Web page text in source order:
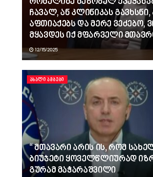
ჩავალ, ან კლინიკას გავხსნი,
აფთიაქებს და მერე ვეძებო,
მყავდეს იქ მფარველი
12/15/2025
ᲐᲮᲐᲚᲘ ᲐᲛᲑᲔᲑᲘ
“ მთავარი არის ის, რომ
ბიუჯეტი ყოველწლიურად
გურამ მაჭარაშვილი